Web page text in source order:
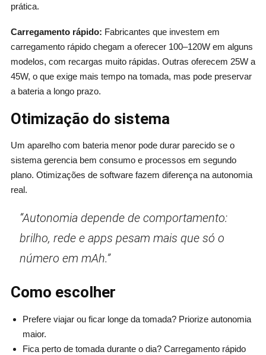
prática.
Carregamento rápido: Fabricantes que investem em
carregamento rápido chegam a oferecer 100–120W em alguns
modelos, com recargas muito rápidas. Outras oferecem 25W a
45W, o que exige mais tempo na tomada, mas pode preservar
a bateria a longo prazo.
Otimização do sistema
Um aparelho com bateria menor pode durar parecido se o
sistema gerencia bem consumo e processos em segundo
plano. Otimizações de software fazem diferença na autonomia
real.
“Autonomia depende de comportamento:
brilho, rede e apps pesam mais que só o
número em mAh.”
Como escolher
Prefere viajar ou ficar longe da tomada? Priorize autonomia
maior.
Fica perto de tomada durante o dia? Carregamento rápido